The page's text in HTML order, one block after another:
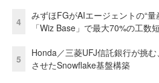
4
みずほFGがAIエージェントの“
「Wiz Base」で最大70%の工数
5
Honda／三菱UFJ信託銀行が挑む
させたSnowflake基盤構築